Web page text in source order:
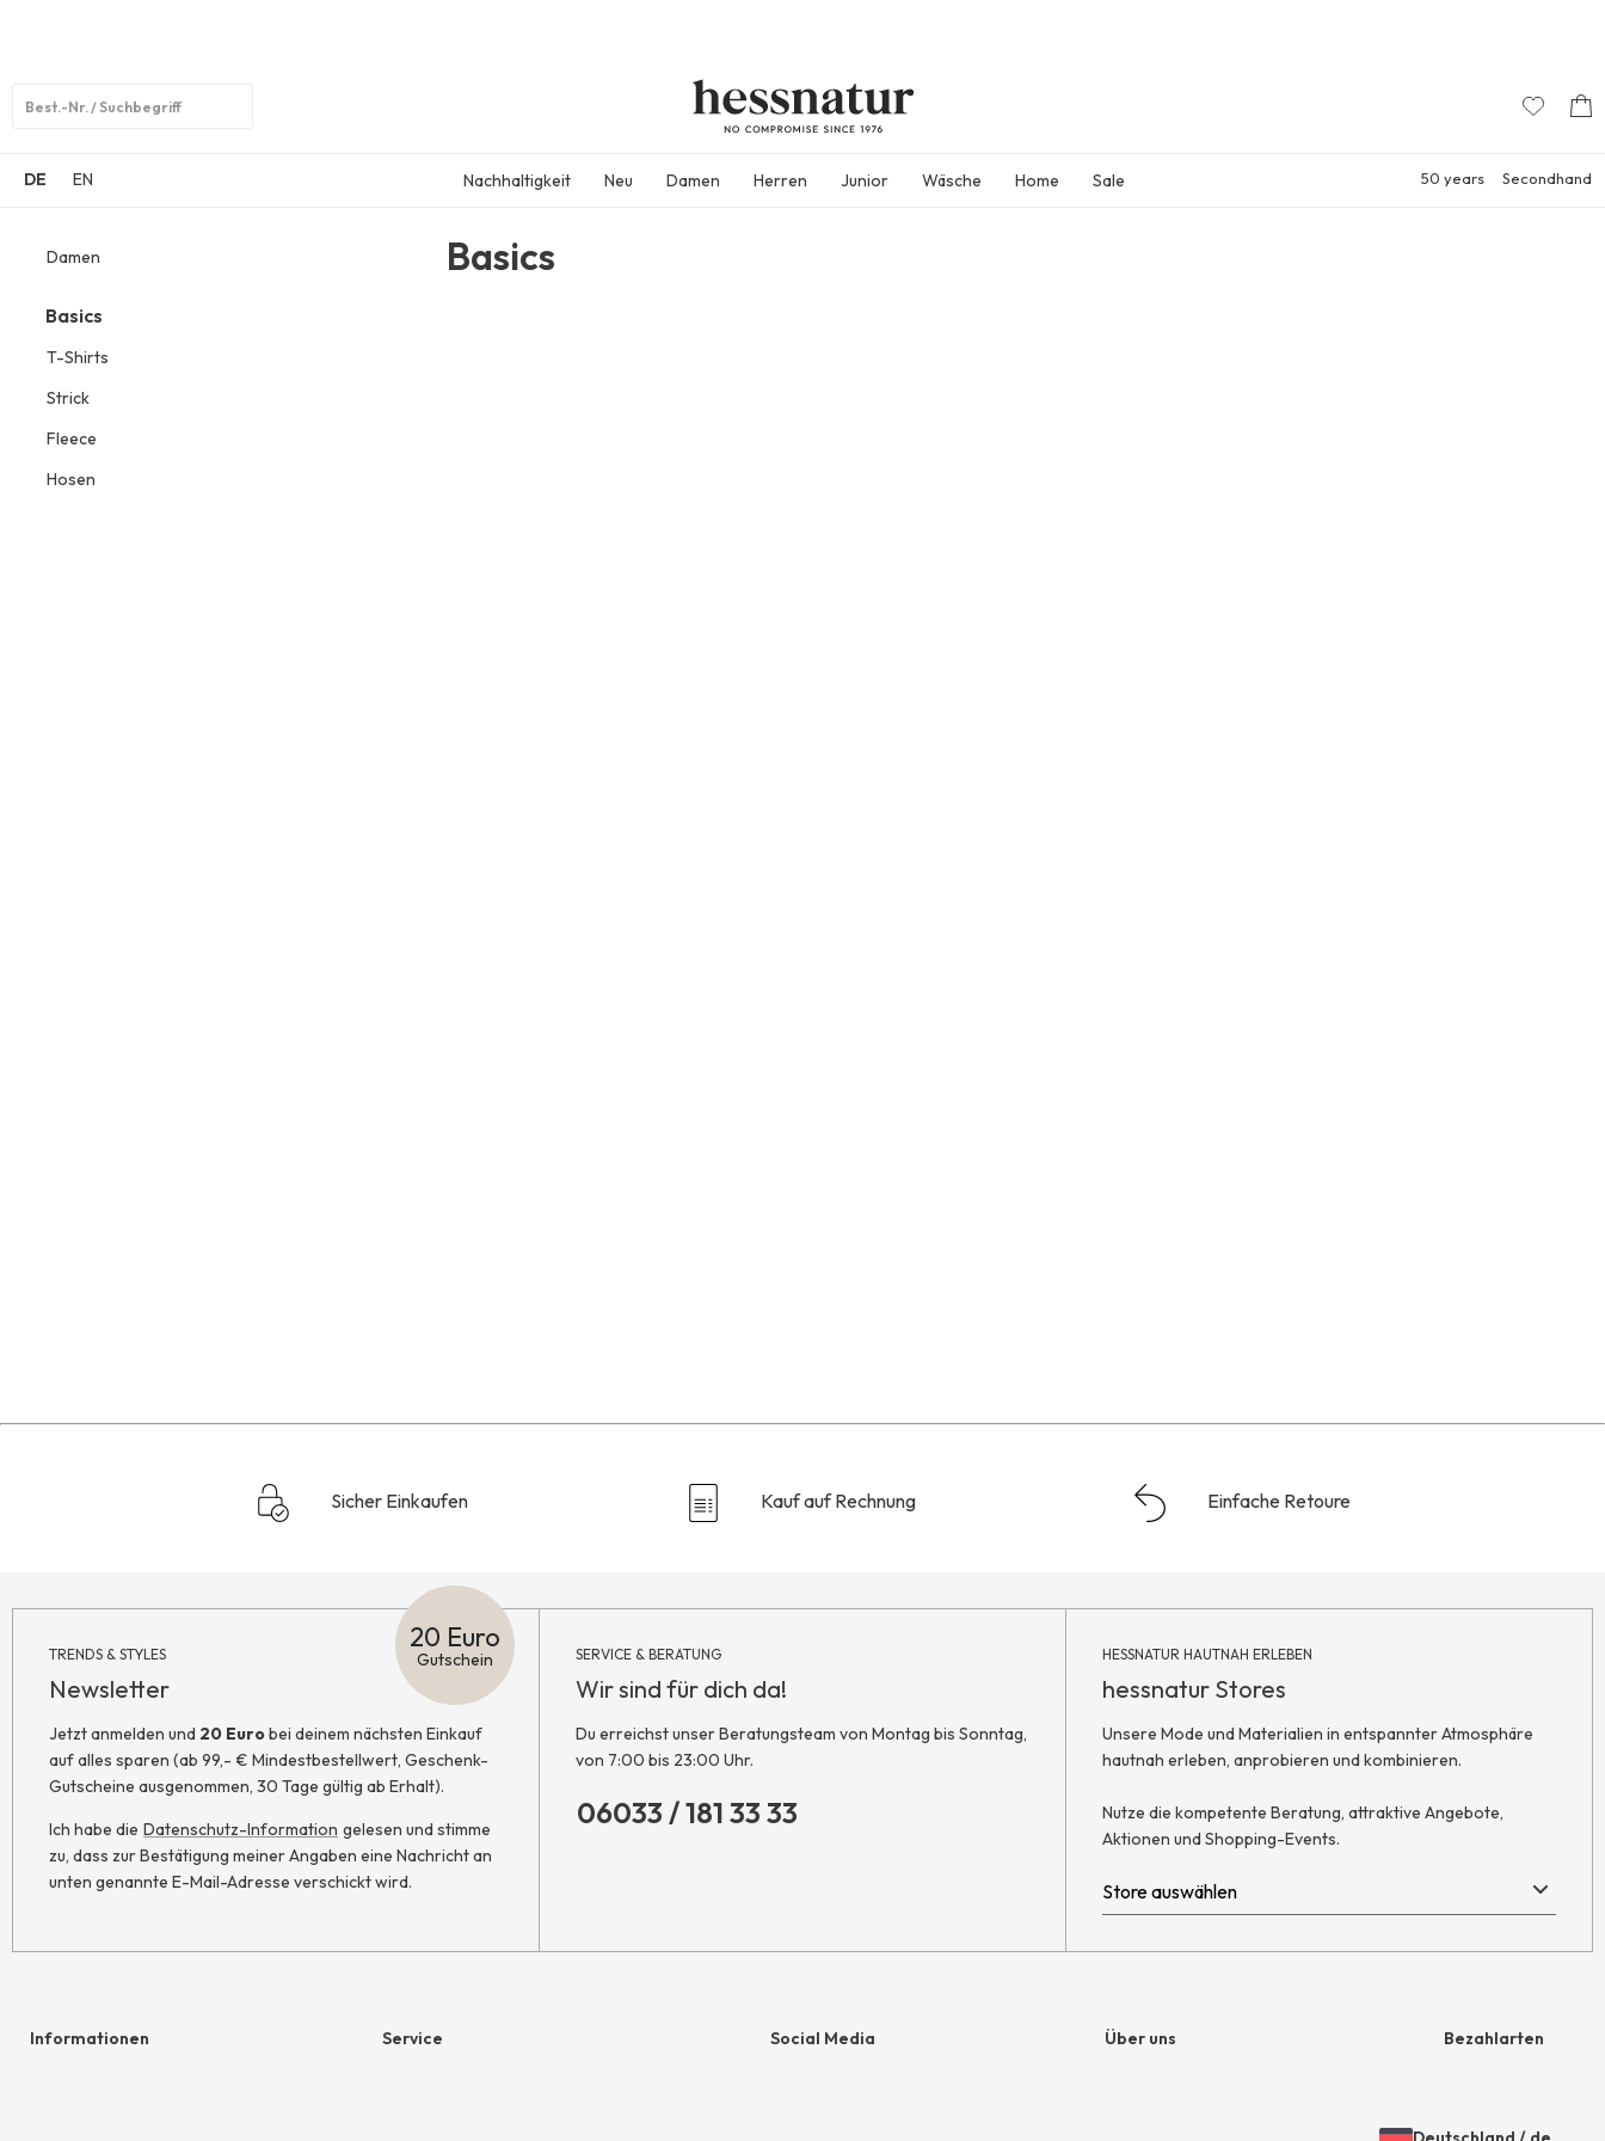
DE
EN Nachhaltigkeit Neu Damen Herren Junior Wäsche Home Sale 50 years Secondhand
Damen
Basics
T-Shirts
Strick
Fleece
Hosen
Basics
Sicher Einkaufen Kauf auf Rechnung Einfache Retoure
TRENDS & STYLES
Newsletter
20 Euro
Gutschein
Jetzt anmelden und 20 Eurobei deinem nächsten Einkauf
auf alles sparen (ab 99,- € Mindestbestellwert, Geschenk-
Gutscheine ausgenommen, 30 Tage gültig ab Erhalt).
Ich habe die Datenschutz-Information gelesen und stimme
zu, dass zur Bestätigung meiner Angaben eine Nachricht an
unten genannte E-Mail-Adresse verschickt wird.
SERVICE & BERATUNG
Wir sind für dich da!
Du erreichst unser Beratungsteam von Montag bis Sonntag,
von 7:00 bis 23:00 Uhr.
06033 / 181 33 33
HESSNATUR HAUTNAH ERLEBEN
hessnatur Stores
Unsere Mode und Materialien in entspannter Atmosphäre
hautnah erleben, anprobieren und kombinieren.
Nutze die kompetente Beratung, attraktive Angebote,
Aktionen und Shopping-Events.
Informationen Service Social Media Über uns Bezahlarten